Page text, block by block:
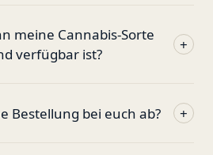
meine Cannabis-Sorte
verfügbar ist?
+
Bestellung bei euch ab? +